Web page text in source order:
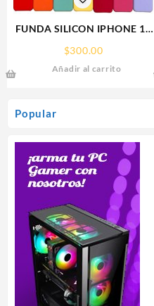
Popular
FUNDA SILICON IPHONE 13
MINI SILICONE CASE SPC
$300.00
Añadir al carrito